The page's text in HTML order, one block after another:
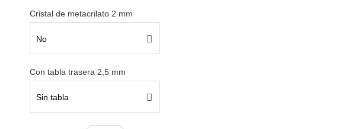
Cristal de metacrilato 2 mm
No
Con tabla trasera 2,5 mm
Sin tabla